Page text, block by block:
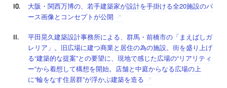
大阪・関西万博の、若手建築家が設計を手掛ける全20施設のパ
ース画像とコンセプトが公開
平田晃久建築設計事務所による、群馬・前橋市の「まえばしガ
レリア」。旧広場に建つ商業と居住の為の施設。街を盛り上げ
る“建築的な提案”との要望に、現地で感じた広場の“リアリティ
ー”から着想して構想を開始。店舗と中庭からなる広場の上
に“輪をなす住居群”が浮かぶ建築を造る